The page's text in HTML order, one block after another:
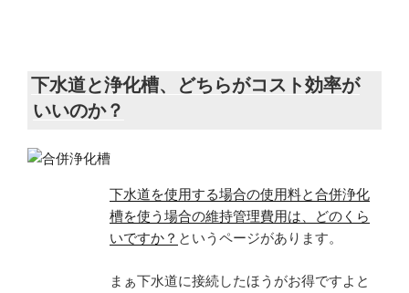
下水道と浄化槽、どちらがコスト効率が
いいのか？
下水道を使用する場合の使用料と合併浄化
槽を使う場合の維持管理費用は、どのくら
いですか？ というページがあります。
まぁ下水道に接続したほうがお得ですよと